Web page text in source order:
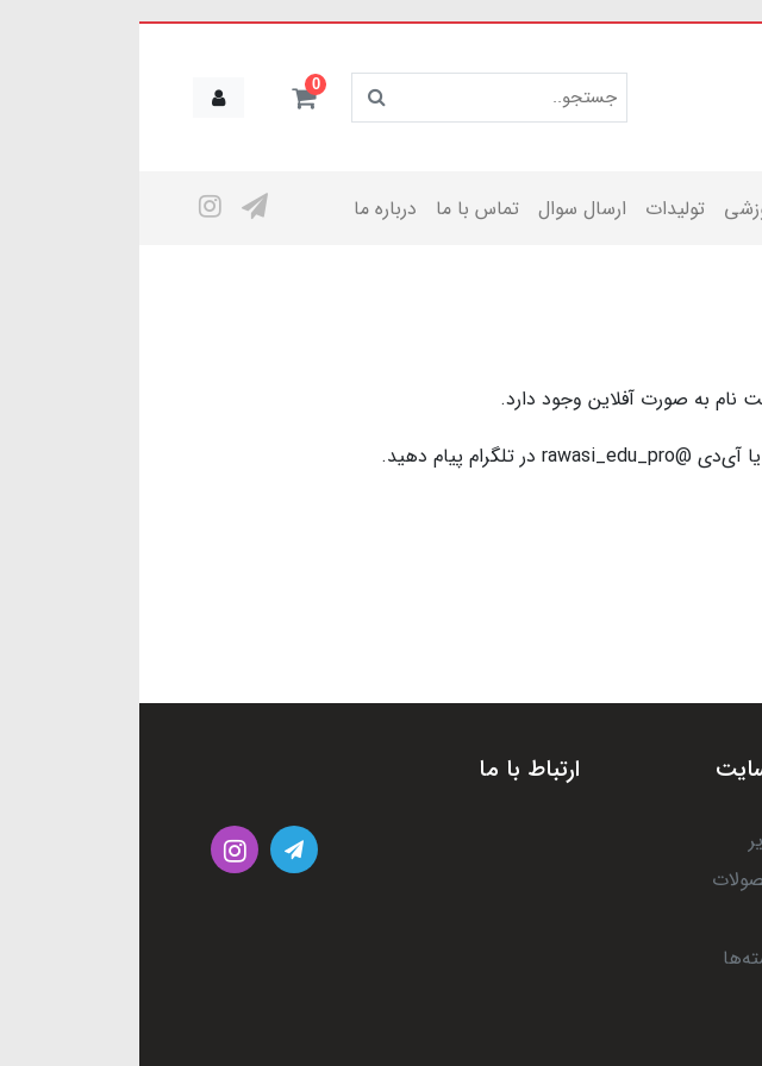
0
تولیدات ارسال سوال تماس با ما درباره ما
نام به صورت آفلاین وجود دارد.
ارتباط با ما